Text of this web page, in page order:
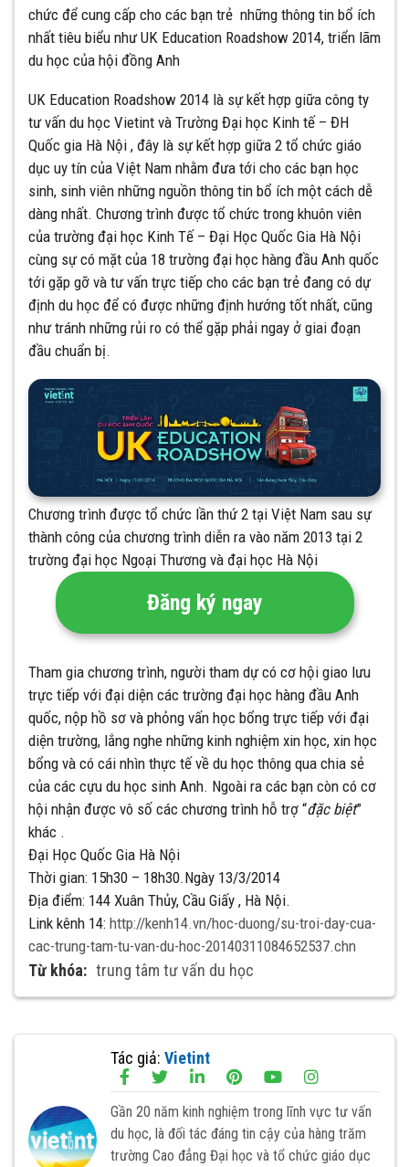
chức để cung cấp cho các bạn trẻ những thông tin bổ ích
nhất tiêu biểu như UK Education Roadshow 2014, triển lãm
du học của hội đồng Anh
UK Education Roadshow 2014 là sự kết hợp giữa công ty
tư vấn du học Vietint và Trường Đại học Kinh tế – ĐH
Quốc gia Hà Nội , đây là sự kết hợp giữa 2 tổ chức giáo
dục uy tín của Việt Nam nhằm đưa tới cho các bạn học
sinh, sinh viên những nguồn thông tin bổ ích một cách dễ
dàng nhất. Chương trình được tổ chức trong khuôn viên
của trường đại học Kinh Tế – Đại Học Quốc Gia Hà Nội
cùng sự có mặt của 18 trường đại học hàng đầu Anh quốc
tới gặp gỡ và tư vấn trực tiếp cho các bạn trẻ đang có dự
định du học để có được những định hướng tốt nhất, cũng
như tránh những rủi ro có thể gặp phải ngay ở giai đoạn
đầu chuẩn bị.
Chương trình được tổ chức lần thứ 2 tại Việt Nam sau sự
thành công của chương trình diễn ra vào năm 2013 tại 2
trường đại học Ngoại Thương và đại học Hà Nội
Đăng ký ngay
Tham gia chương trình, người tham dự có cơ hội giao lưu
trực tiếp với đại diện các trường đại học hàng đầu Anh
quốc, nộp hồ sơ và phỏng vấn học bổng trực tiếp với đại
diện trường, lắng nghe những kinh nghiệm xin học, xin học
bổng và có cái nhìn thực tế về du học thông qua chia sẻ
của các cựu du học sinh Anh. Ngoài ra các bạn còn có cơ
hội nhận được vô số các chương trình hỗ trợ “đặc biệt”
khác .
Đại Học Quốc Gia Hà Nội
Thời gian: 15h30 – 18h30.Ngày 13/3/2014
Địa điểm: 144 Xuân Thủy, Cầu Giấy , Hà Nội.
Link kênh 14: http://kenh14.vn/hoc-duong/su-troi-day-cua-
cac-trung-tam-tu-van-du-hoc-20140311084652537.chn
Từ khóa: trung tâm tư vấn du học
Tác giả: Vietint
Gần 20 năm kinh nghiệm trong lĩnh vực tư vấn
du học, là đối tác đáng tin cậy của hàng trăm
trường Cao đẳng Đại học và tổ chức giáo dục